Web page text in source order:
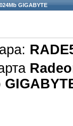
GIGABYTE